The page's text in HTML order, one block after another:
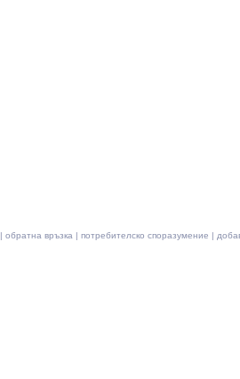
| обратна връзка | потребителско споразумение |